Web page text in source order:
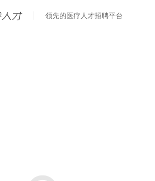
领先的医疗人才招聘平台